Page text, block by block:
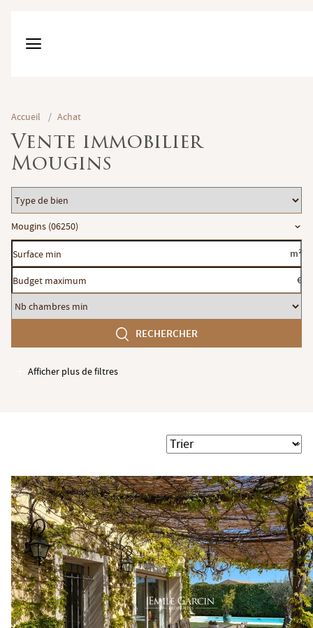
Accueil / Achat
Vente immobilier
Mougins
Type
de
bien
Localisation
Mougins (06250)
Surface
min
m²
Budget
maximum
€
Nb
chambres
RECHERCHER
Afficher plus de filtres
Garages / Parking
Terrasse
Jardin
Trier